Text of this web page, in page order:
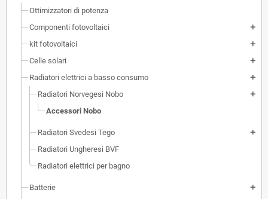
Ottimizzatori di potenza
Componenti fotovoltaici
add
kit fotovoltaici add
Celle solari add
Radiatori elettrici a basso consumo add
Radiatori Norvegesi Nobo add
Accessori Nobo
Radiatori Svedesi Tego add
Radiatori Ungheresi BVF
Radiatori elettrici per bagno
Batterie add